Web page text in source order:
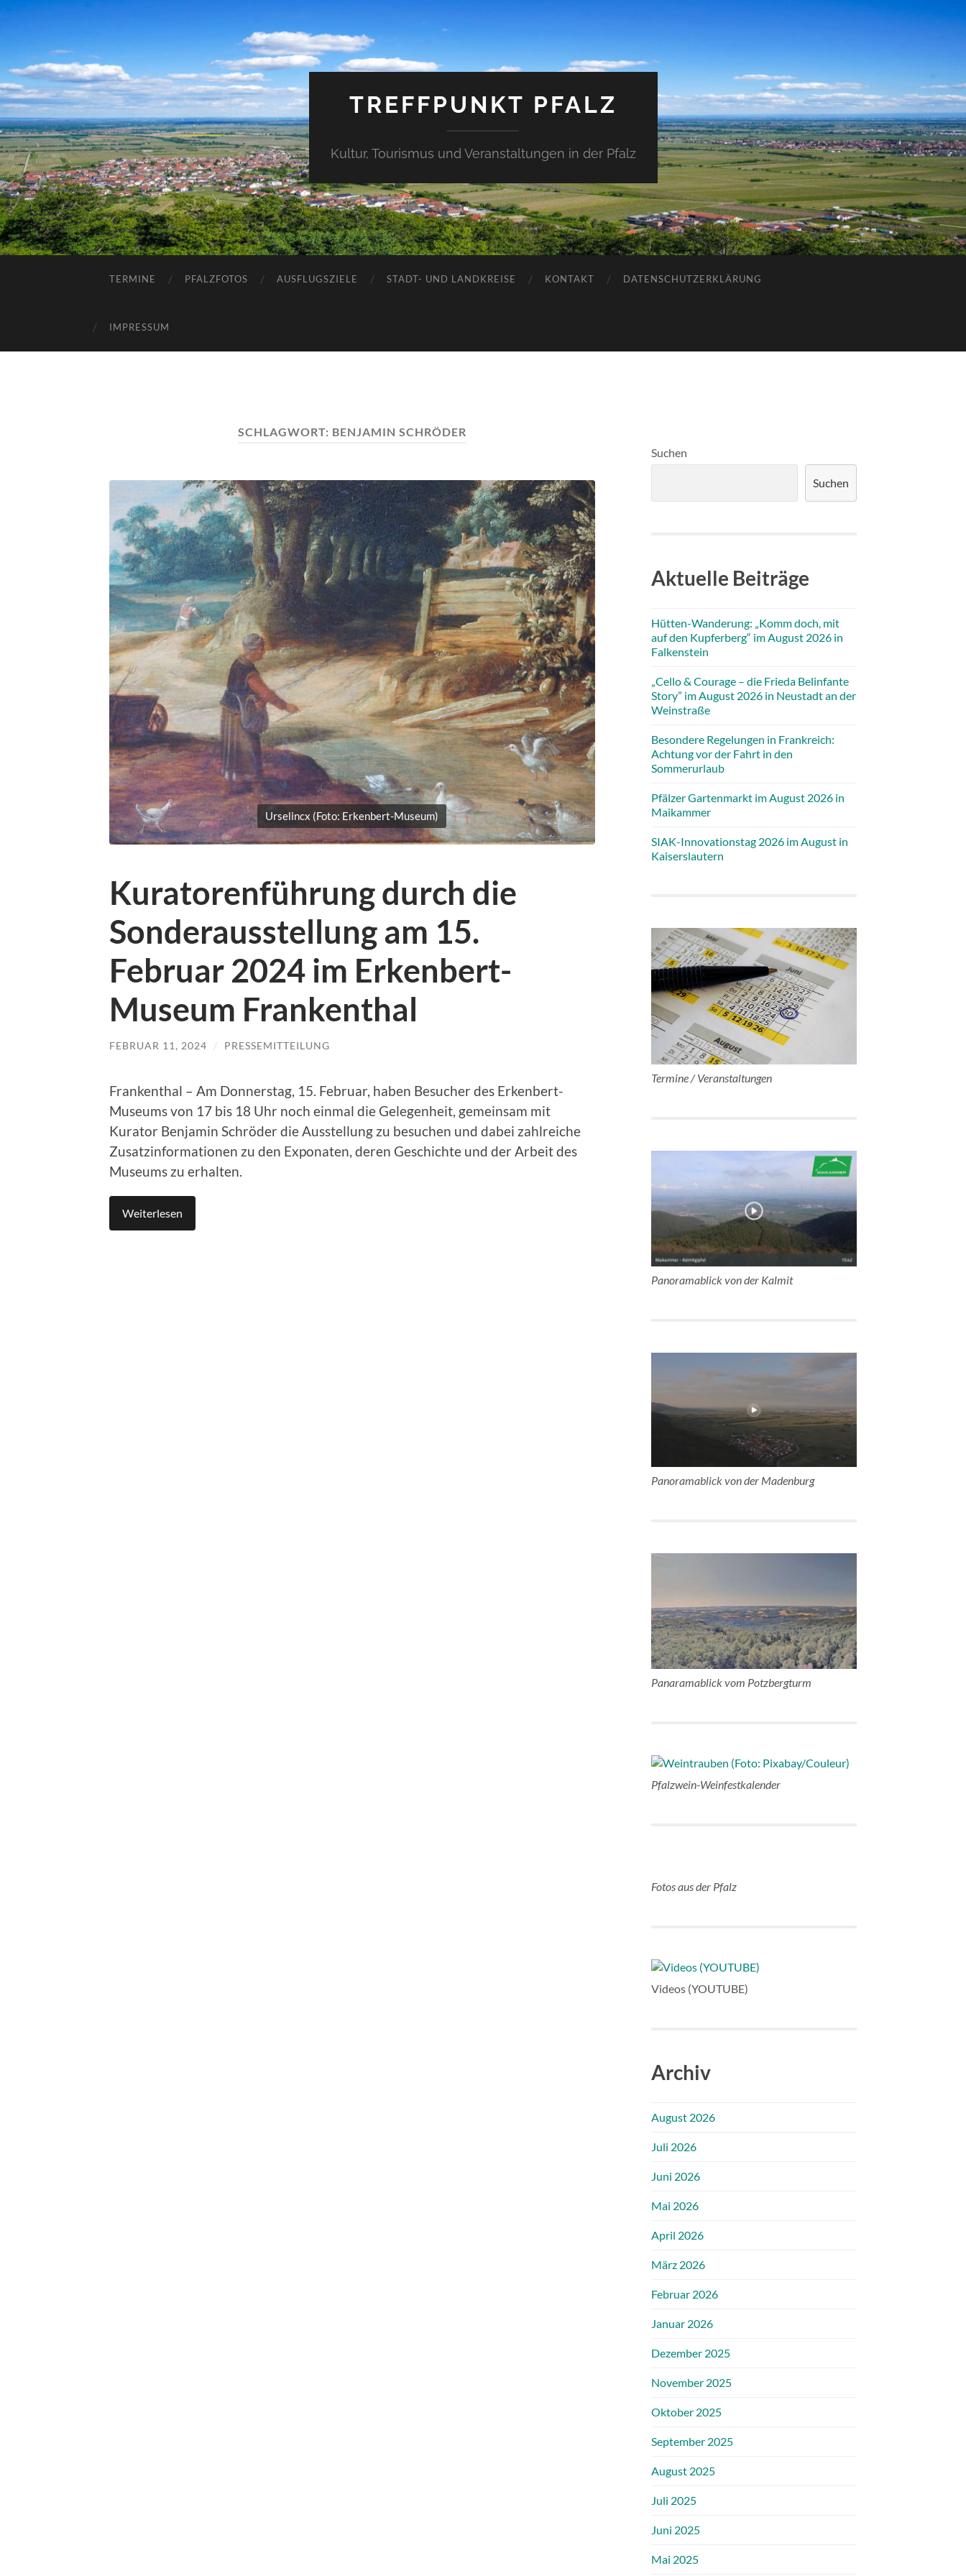
TREFFPUNKT PFALZ
Kultur, Tourismus und Veranstaltungen in der Pfalz
TERMINE PFALZFOTOS AUSFLUGSZIELE STADT- UND LANDKREISE KONTAKT DATENSCHUTZERKLÄRUNG
IMPRESSUM
SCHLAGWORT: BENJAMIN SCHRÖDER
Urselincx (Foto: Erkenbert-Museum)
Kuratorenführung durch die
Sonderausstellung am 15.
Februar 2024 im Erkenbert-
Museum Frankenthal
FEBRUAR 11, 2024 / PRESSEMITTEILUNG
Frankenthal – Am Donnerstag, 15. Februar, haben Besucher des Erkenbert-
Museums von 17 bis 18 Uhr noch einmal die Gelegenheit, gemeinsam mit
Kurator Benjamin Schröder die Ausstellung zu besuchen und dabei zahlreiche
Zusatzinformationen zu den Exponaten, deren Geschichte und der Arbeit des
Museums zu erhalten.
Weiterlesen
Suchen
Suchen
Aktuelle Beiträge
Hütten-Wanderung: „Komm doch, mit
auf den Kupferberg“ im August 2026 in
Falkenstein
„Cello & Courage – die Frieda Belinfante
Story” im August 2026 in Neustadt an der
Weinstraße
Besondere Regelungen in Frankreich:
Achtung vor der Fahrt in den
Sommerurlaub
Pfälzer Gartenmarkt im August 2026 in
Maikammer
SIAK-Innovationstag 2026 im August in
Kaiserslautern
Termine / Veranstaltungen
Panoramablick von der Kalmit
Panoramablick von der Madenburg
Panaramablick vom Potzbergturm
Pfalzwein-Weinfestkalender
Fotos aus der Pfalz
Videos (YOUTUBE)
Archiv
August 2026
Juli 2026
Juni 2026
Mai 2026
April 2026
März 2026
Februar 2026
Januar 2026
Dezember 2025
November 2025
Oktober 2025
September 2025
August 2025
Juli 2025
Juni 2025
Mai 2025